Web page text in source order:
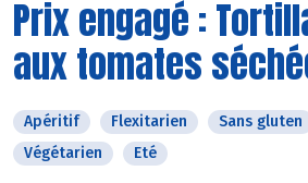
Prix engagé :
aux tomates
Apéritif Flexitarien Sans gluten
Végétarien
Eté